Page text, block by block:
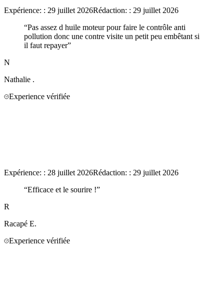
Expérience: : 29 juillet 2026Rédaction: : 29 juillet 2026
“Pas assez d huile moteur pour faire le contrôle anti
pollution donc une contre visite un petit peu embêtant si
il faut repayer”
N
Nathalie .
Experience vérifiée
Expérience: : 28 juillet 2026Rédaction: : 29 juillet 2026
“Efficace et le sourire !”
R
Racapé E.
Experience vérifiée